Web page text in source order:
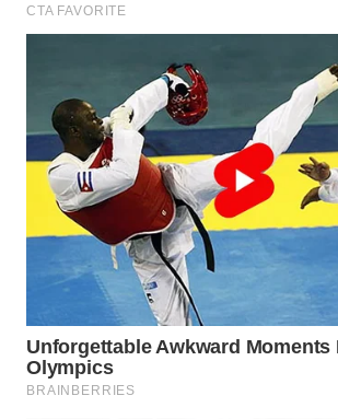
TAPANULI
TENGAH
WN DELI
SERDANG
WN
TEBING
TINGGI
WN
WN
KARAWANG